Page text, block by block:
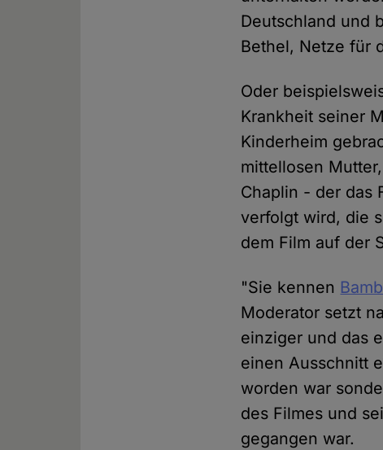
Deutschland und
Bethel, Netze für
Oder
Krankheit seiner
Kinderheim
mittellosen
Chaplin - der das
verfolgt wird, die
dem Film auf der
"Sie kennen
Moderator setzt
einziger und das
einen Ausschnitt
worden war
des Filmes und
gegangen war.